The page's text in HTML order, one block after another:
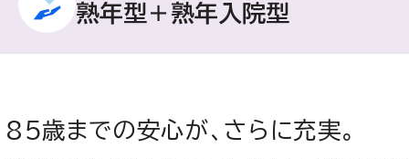
熟年型＋熟年入院型
85歳までの安心が、さらに充実。